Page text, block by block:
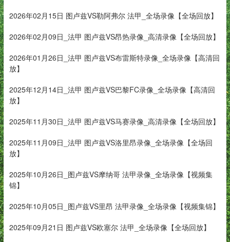
2026年02月15日 图卢兹VS勒阿弗尔 法甲_全场录像【全场回放】
2026年02月09日_法甲 图卢兹VS昂热录像_高清录像【全场回放】
2026年01月26日_法甲 图卢兹VS布雷斯特录像_全场录像【高清回
放】
2025年12月14日_法甲 图卢兹VS巴黎FC录像_全场录像【高清回
放】
2025年11月30日_法甲 图卢兹VS马赛录像_高清录像【全场回放】
2025年11月09日_法甲 图卢兹VS洛里昂录像_全场录像【全场回
放】
2025年10月26日_图卢兹VS摩纳哥 法甲录像_全场录像【视频集
锦】
2025年10月05日_图卢兹VS里昂 法甲录像_全场录像【视频集锦】
2025年09月21日 图卢兹VS欧塞尔 法甲_全场录像【全场回放】